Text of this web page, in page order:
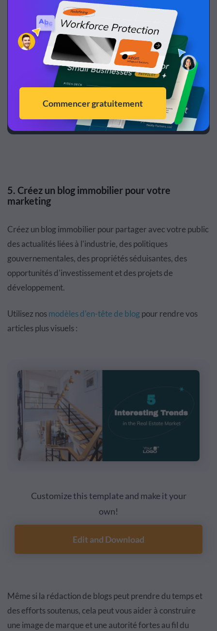
Eyeglasses Business - Website Header
Créez les graphiques de votre site
Voir plus de modèles
5. Créez un blog immobilier pour votre
marketing
Créez un blog immobilier pour partager avec votre public
des actualités liées à l'industrie, des politiques
gouvernementales, des propriétés séduisantes, des
opportunités d'investissement et des projets de
développement.
Utilisez nosmodèles d'en-tête de blogpour rendre vos
articles plus visuels :
Customize this template and make it your
own!
Edit and Download
Même si la rédaction de blogs peut prendre du temps et
des efforts soutenus, cela peut vous aider à construire
une image de marque et une autorité fortes au fil du